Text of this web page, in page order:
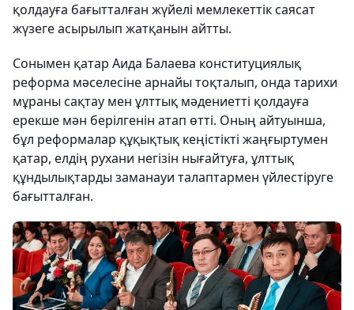
қолдауға бағытталған жүйелі мемлекеттік саясат
жүзеге асырылып жатқанын айтты.
Сонымен қатар Аида Балаева конституциялық
реформа мәселесіне арнайы тоқталып, онда тарихи
мұраны сақтау мен ұлттық мәдениетті қолдауға
ерекше мән берілгенін атап өтті. Оның айтуынша,
бұл реформалар құқықтық кеңістікті жаңғыртумен
қатар, елдің рухани негізін нығайтуға, ұлттық
құндылықтарды заманауи талаптармен үйлестіруге
бағытталған.